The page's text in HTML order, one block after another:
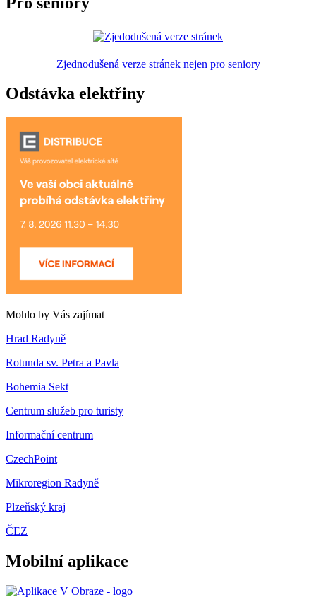
Zjednodušená verze stránek nejen pro seniory
Odstávka elektřiny
Mohlo by Vás zajímat
Hrad Radyně
Rotunda sv. Petra a Pavla
Bohemia Sekt
Centrum služeb pro turisty
Informační centrum
CzechPoint
Mikroregion Radyně
Plzeňský kraj
ČEZ
Mobilní aplikace